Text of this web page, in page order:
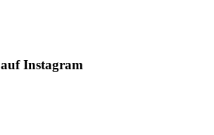
auf Instagram